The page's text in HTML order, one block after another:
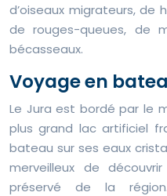
d’oiseaux migrateurs, de
de rouges-queues, de
bécasseaux.
Voyage en
Le Jura est bordé par le
plus grand lac artificiel
bateau sur ses eaux
merveilleux de
préservé de la